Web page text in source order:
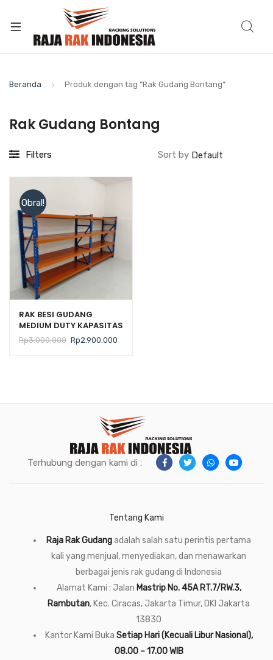
Beranda Produk dengan tag “Rak Gudang Bontang”
Rak Gudang Bontang
Filters Sort by
Obral!
RAK BESI GUDANG
MEDIUM DUTY KAPASITAS
300 KG TIPE ZA-300
Rp3.000.000 Harga
Rp2.900.000
Terhubung dengan kami di :
Tentang Kami
Raja Rak Gudangadalah salah satu perintis pertama
kali yang menjual, menyediakan, dan menawarkan
berbagai jenis rak gudang di Indonesia
Alamat Kami : Jalan Mastrip No. 45A RT.7/RW.3,
Rambutan, Kec. Ciracas, Jakarta Timur, DKI Jakarta
13830
Kantor Kami Buka Setiap Hari (Kecuali Libur Nasional),
08.00 – 17.00 WIB